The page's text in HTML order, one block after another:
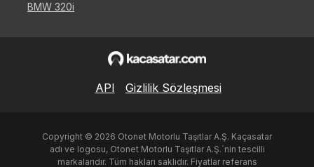
BMW 320i
API Gizlilik Sözleşmesi
Copyright © 2026 Otonet Motorlu Taşıtlar A.Ş. Kaçasatar
adı ve logosu, Otonet Motorlu Taşıtlar A.Ş.`nin tescilli
markalarıdır. Tüm hakları saklıdır. Fiyatlar referans